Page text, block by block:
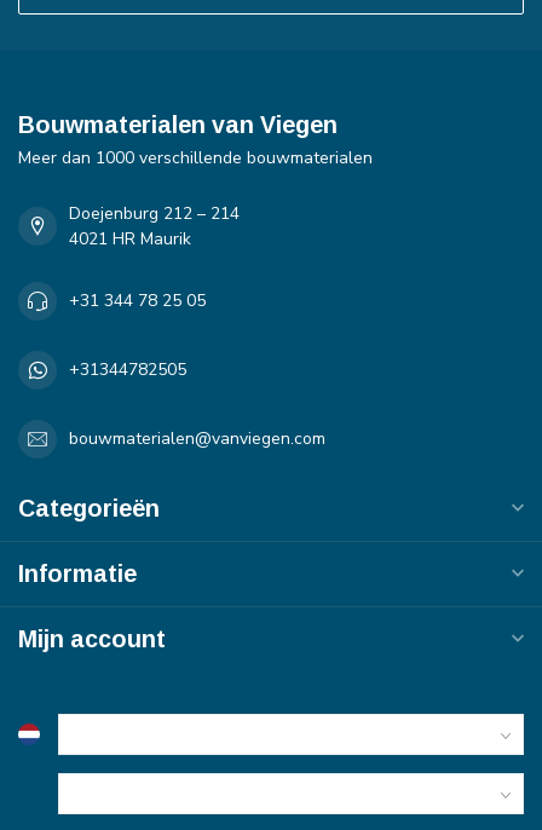
Bouwmaterialen van Viegen
Meer dan 1000 verschillende bouwmaterialen
Doejenburg 212 – 214
4021 HR Maurik
+31 344 78 25 05
+31344782505
bouwmaterialen@vanviegen.com
Categorieën
Informatie
Mijn account